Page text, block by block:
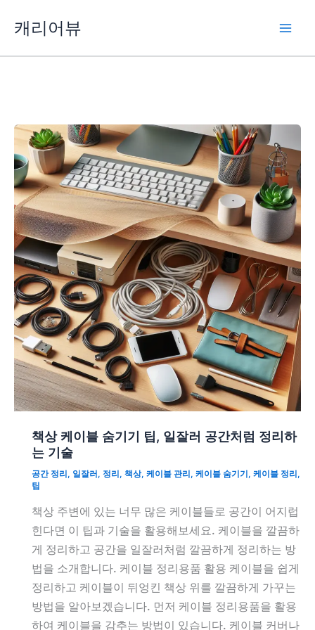
캐리어뷰
책상 케이블 숨기기 팁, 일잘러 공간처럼 정리하
는 기술
공간 정리 , 일잘러 , 정리 , 책상, 케이블 관리 , 케이블 숨기기 , 케이블 정리 ,
팁
책상 주변에 있는 너무 많은 케이블들로 공간이 어지럽
힌다면 이 팁과 기술을 활용해보세요. 케이블을 깔끔하
게 정리하고 공간을 일잘러처럼 깔끔하게 정리하는 방
법을 소개합니다. 케이블 정리용품 활용 케이블을 쉽게
정리하고 케이블이 뒤엉킨 책상 위를 깔끔하게 가꾸는
방법을 알아보겠습니다. 먼저 케이블 정리용품을 활용
하여 케이블을 감추는 방법이 있습니다. 케이블 커버나